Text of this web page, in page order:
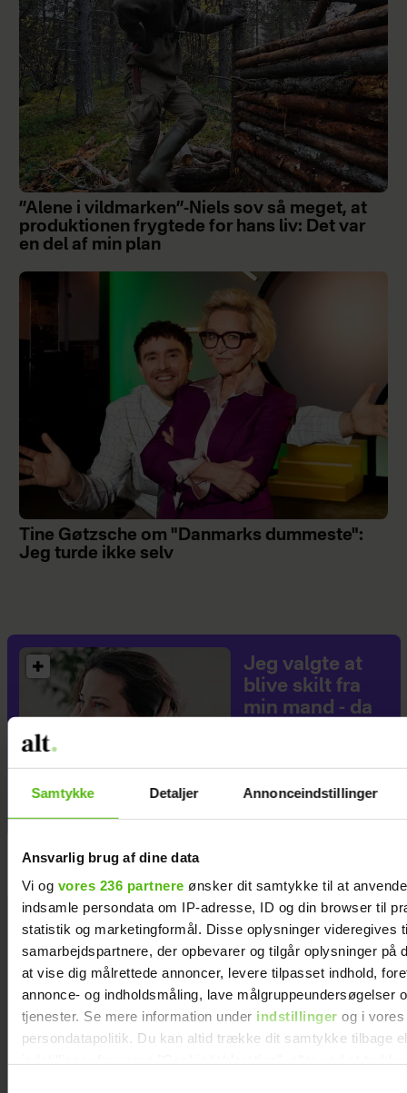
Samtykke Detaljer Annonceindstillinger
Ansvarlig brug af dine data
Vi og vores 236 partnere ønsker dit samtykke til at
indsamle persondata om IP-adresse, ID og din browser til
statistik og marketingformål. Disse oplysninger videregives
samarbejdspartnere, der opbevarer og tilgår oplysninger på
at vise dig målrettede annoncer, levere tilpasset indhold,
annonce- og indholdsmåling, lave målgruppeundersøgelser
tjenester. Se mere information under indstillinger og i vores
persondatapolitik. Du kan altid trække dit samtykke tilbage
”Alene i vildmarken”-Niels sov så meget, at
produktionen frygtede for hans liv: Det var
en del af min plan
Tine Gøtzsche om "Danmarks dummeste":
Jeg turde ikke selv
Jeg valgte at
blive skilt fra
min mand - da
fik jeg et chok